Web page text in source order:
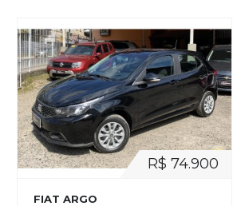
R$ 74.900
FIAT ARGO